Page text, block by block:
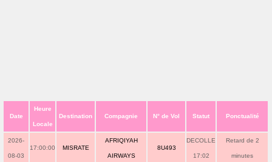
Date
Heure
Locale
Destination Compagnie N° de Vol Statut Ponctualité
2026-
08-03
17:00:00 MISRATE
AFRIQIYAH
AIRWAYS
8U493
DECOLLE
17:02
Retard de 2
minutes